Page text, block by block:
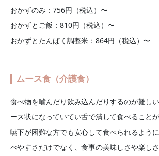
おかずのみ：756円（税込）〜
おかずとご飯：810円（税込）〜
おかずとたんぱく調整米：864円（税込）〜
ムース食（介護食）
食べ物を噛んだり飲み込んだりするのが難し
ース状になっていてい舌で潰して食べること
嚥下が困難な方でも安心して食べられるよう
べやすさだけでなく、食事の美味しさや楽し